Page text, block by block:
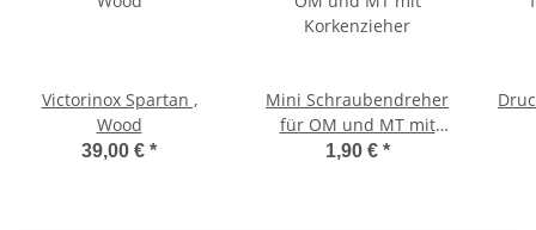
Victorinox Spartan ,
Wood
39,00 € *
Mini Schraubendreher
für OM und MT mit
Korkenzieher
1,90 € *